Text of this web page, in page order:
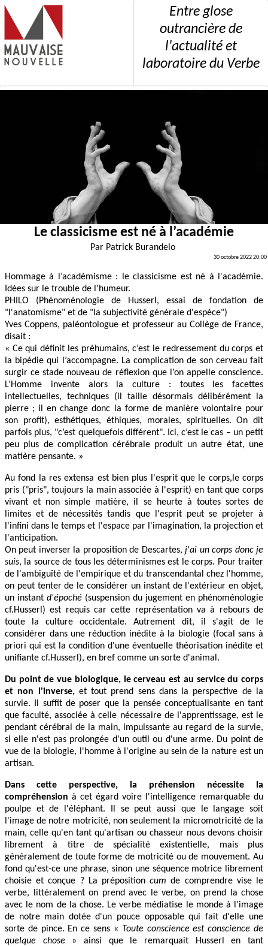
Entre glose
outrancière de
l'actualité et
laboratoire du Verbe
Le classicisme est né à l’académie
Par Patrick Burandelo
30 octobre 2022 20:00
Hommage à l’académisme : le classicisme est né à l'académie.
Idées sur le trouble de l'humeur.
PHILO (Phénoménologie de Husserl, essai de fondation de
"l'anatomisme" et de "la subjectivité générale d'espèce")
Yves Coppens, paléontologue et professeur au Collège de France,
disait :
« Ce qui définit les préhumains, c’est le redressement du corps et
la bipédie qui l’accompagne. La complication de son cerveau fait
surgir ce stade nouveau de réflexion que l’on appelle conscience.
L’Homme invente alors la culture : toutes les facettes
intellectuelles, techniques (il taille désormais délibérément la
pierre ; il en change donc la forme de manière volontaire pour
son profit), esthétiques, éthiques, morales, spirituelles. On dit
parfois plus, "c’est quelquefois différent". Ici, c’est le cas – un petit
peu plus de complication cérébrale produit un autre état, une
matière pensante. »
Au fond la res extensa est bien plus l'esprit que le corps,le corps
pris ("pris", toujours la main associée à l'esprit) en tant que corps
vivant et non simple matière, il se heurte à toutes sortes de
limites et de nécessités tandis que l'esprit peut se projeter à
l'infini dans le temps et l'espace par l'imagination, la projection et
l'anticipation.
On peut inverser la proposition de Descartes,j'ai un corps donc je
suis, la source de tous les déterminismes est le corps. Pour traiter
de l'ambiguïté de l'empirique et du transcendantal chez l'homme,
on peut tenter de le considérer un instant de l'extérieur en objet,
un instant d'époché (suspension du jugement en phénoménologie
cf.Husserl) est requis car cette représentation va à rebours de
toute la culture occidentale. Autrement dit, il s'agit de le
considérer dans une réduction inédite à la biologie (focal sans à
priori qui est la condition d'une éventuelle théorisation inédite et
unifiante cf.Husserl), en bref comme un sorte d'animal.
Du point de vue biologique, le cerveau est au service du corps
et non l'inverse, et tout prend sens dans la perspective de la
survie. Il suffit de poser que la pensée conceptualisante en tant
que faculté, associée à celle nécessaire de l'apprentissage, est le
pendant cérébral de la main, impuissante au regard de la survie,
si elle n'est pas prolongée d'un outil ou d'une arme. Du point de
vue de la biologie, l'homme à l'origine au sein de la nature est un
artisan.
Dans cette perspective, la préhension nécessite la
compréhension à cet égard voire l'intelligence remarquable du
poulpe et de l'éléphant. Il se peut aussi que le langage soit
l'image de notre motricité, non seulement la micromotricité de la
main, celle qu'en tant qu'artisan ou chasseur nous devons choisir
librement à titre de spécialité existentielle, mais plus
généralement de toute forme de motricité ou de mouvement. Au
fond qu'est-ce une phrase, sinon une séquence motrice librement
choisie et conçue ? La prépositioncum de comprendre vise le
verbe, littéralement on prend avec le verbe, on prend la chose
avec le nom de la chose. Le verbe médiatise le monde à l'image
de notre main dotée d'un pouce opposable qui fait d'elle une
sorte de pince. En ce sens « Toute conscience est conscience de
quelque chose» ainsi que le remarquait Husserl en tant